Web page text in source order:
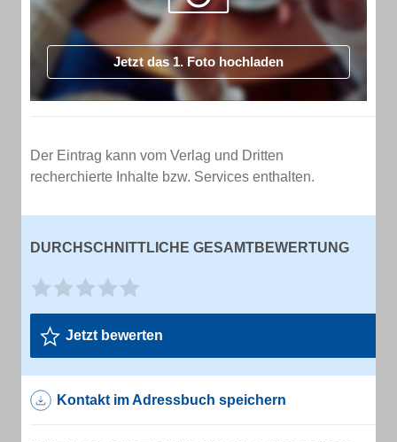
Jetzt das 1. Foto hochladen
Der Eintrag kann vom Verlag und Dritten
recherchierte Inhalte bzw. Services enthalten.
DURCHSCHNITTLICHE GESAMTBEWERTUNG
Jetzt bewerten
Kontakt im Adressbuch speichern